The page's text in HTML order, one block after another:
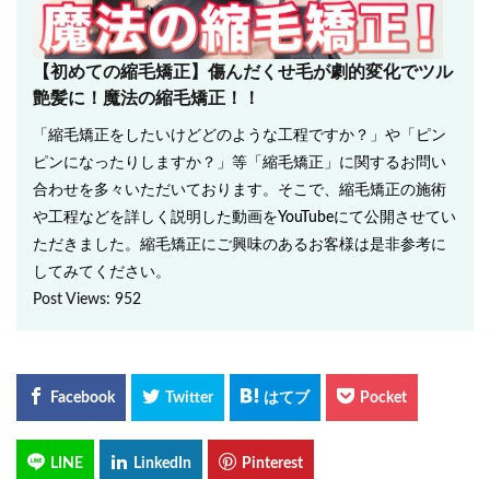
【初めての縮毛矯正】傷んだくせ毛が劇的変化でツル
艶髪に！魔法の縮毛矯正！！
「縮毛矯正をしたいけどどのような工程ですか？」や「ピン
ピンになったりしますか？」等「縮毛矯正」に関するお問い
合わせを多々いただいております。そこで、縮毛矯正の施術
や工程などを詳しく説明した動画をYouTubeにて公開させてい
ただきました。縮毛矯正にご興味のあるお客様は是非参考に
してみてください。
Post Views: 952